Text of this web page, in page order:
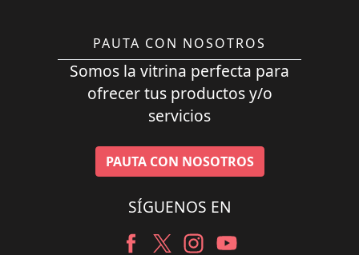
PAUTA CON NOSOTROS
Somos la vitrina perfecta para
ofrecer tus productos y/o
servicios
PAUTA CON NOSOTROS
SÍGUENOS EN